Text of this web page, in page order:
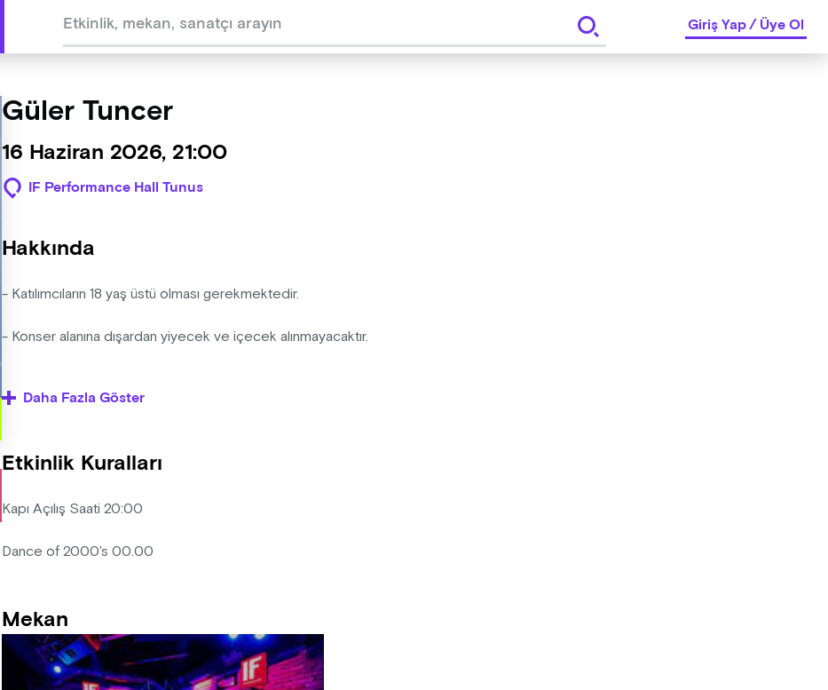
Giriş Yap/Üye Ol
Güler Tuncer
16 Haziran 2026, 21:00
IF Performance Hall Tunus
Hakkında
- Katılımcıların 18 yaş üstü olması gerekmektedir.
- Konser alanına dışardan yiyecek ve içecek alınmayacaktır.
etkinlik için bilet bedelini iade etmek koşuluyla, etkinlik mekanına kişiyi almama hakkına sahiptir.
Daha Fazla Göster
Etkinlik Kuralları
Kapı Açılış Saati 20:00
Dance of 2000's 00.00
Mekan